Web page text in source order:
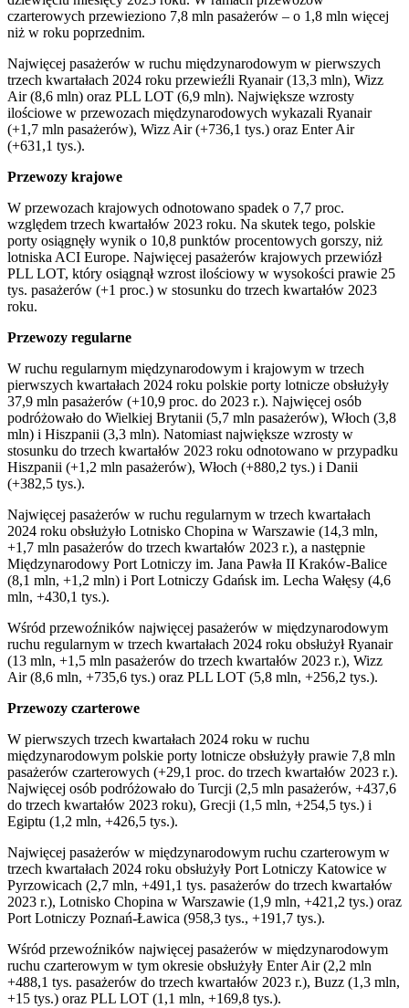
czarterowych przewieziono 7,8 mln pasażerów – o 1,8 mln więcej
niż w roku poprzednim.
Najwięcej pasażerów w ruchu międzynarodowym w pierwszych
trzech kwartałach 2024 roku przewieźli Ryanair (13,3 mln), Wizz
Air (8,6 mln) oraz PLL LOT (6,9 mln). Największe wzrosty
ilościowe w przewozach międzynarodowych wykazali Ryanair
(+1,7 mln pasażerów), Wizz Air (+736,1 tys.) oraz Enter Air
(+631,1 tys.).
Przewozy krajowe
W przewozach krajowych odnotowano spadek o 7,7 proc.
względem trzech kwartałów 2023 roku. Na skutek tego, polskie
porty osiągnęły wynik o 10,8 punktów procentowych gorszy, niż
lotniska ACI Europe. Najwięcej pasażerów krajowych przewiózł
PLL LOT, który osiągnął wzrost ilościowy w wysokości prawie 25
tys. pasażerów (+1 proc.) w stosunku do trzech kwartałów 2023
roku.
Przewozy regularne
W ruchu regularnym międzynarodowym i krajowym w trzech
pierwszych kwartałach 2024 roku polskie porty lotnicze obsłużyły
37,9 mln pasażerów (+10,9 proc. do 2023 r.). Najwięcej osób
podróżowało do Wielkiej Brytanii (5,7 mln pasażerów), Włoch (3,8
mln) i Hiszpanii (3,3 mln). Natomiast największe wzrosty w
stosunku do trzech kwartałów 2023 roku odnotowano w przypadku
Hiszpanii (+1,2 mln pasażerów), Włoch (+880,2 tys.) i Danii
(+382,5 tys.).
Najwięcej pasażerów w ruchu regularnym w trzech kwartałach
2024 roku obsłużyło Lotnisko Chopina w Warszawie (14,3 mln,
+1,7 mln pasażerów do trzech kwartałów 2023 r.), a następnie
Międzynarodowy Port Lotniczy im. Jana Pawła II Kraków-Balice
(8,1 mln, +1,2 mln) i Port Lotniczy Gdańsk im. Lecha Wałęsy (4,6
mln, +430,1 tys.).
Wśród przewoźników najwięcej pasażerów w międzynarodowym
ruchu regularnym w trzech kwartałach 2024 roku obsłużył Ryanair
(13 mln, +1,5 mln pasażerów do trzech kwartałów 2023 r.), Wizz
Air (8,6 mln, +735,6 tys.) oraz PLL LOT (5,8 mln, +256,2 tys.).
Przewozy czarterowe
W pierwszych trzech kwartałach 2024 roku w ruchu
międzynarodowym polskie porty lotnicze obsłużyły prawie 7,8 mln
pasażerów czarterowych (+29,1 proc. do trzech kwartałów 2023 r.).
Najwięcej osób podróżowało do Turcji (2,5 mln pasażerów, +437,6
do trzech kwartałów 2023 roku), Grecji (1,5 mln, +254,5 tys.) i
Egiptu (1,2 mln, +426,5 tys.).
Najwięcej pasażerów w międzynarodowym ruchu czarterowym w
trzech kwartałach 2024 roku obsłużyły Port Lotniczy Katowice w
Pyrzowicach (2,7 mln, +491,1 tys. pasażerów do trzech kwartałów
2023 r.), Lotnisko Chopina w Warszawie (1,9 mln, +421,2 tys.) oraz
Port Lotniczy Poznań-Ławica (958,3 tys., +191,7 tys.).
Wśród przewoźników najwięcej pasażerów w międzynarodowym
ruchu czarterowym w tym okresie obsłużyły Enter Air (2,2 mln
+488,1 tys. pasażerów do trzech kwartałów 2023 r.), Buzz (1,3 mln,
+15 tys.) oraz PLL LOT (1,1 mln, +169,8 tys.).